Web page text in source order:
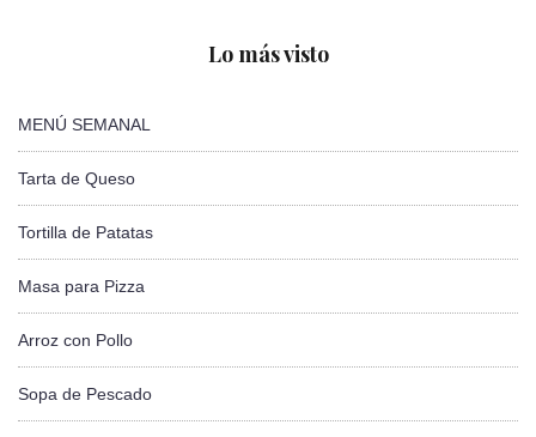
Lo más visto
MENÚ SEMANAL
Tarta de Queso
Tortilla de Patatas
Masa para Pizza
Arroz con Pollo
Sopa de Pescado